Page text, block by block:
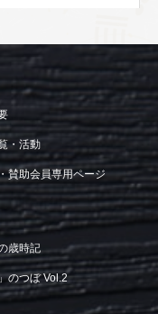
・活動
賛助会員専用ページ
歳時記
のつぼ Vol.2